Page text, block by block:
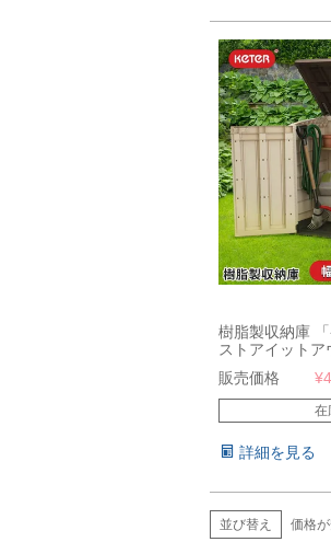
樹脂製収納庫 「
ストアイットア
（STORE IT
販売価格 ¥
在
詳細を見る
並び替え 価格